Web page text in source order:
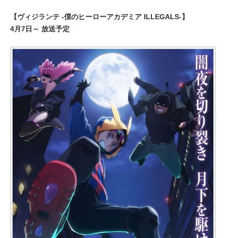
【ヴィジランテ -僕のヒーローアカデミア ILLEGALS-】
4月7日～ 放送予定